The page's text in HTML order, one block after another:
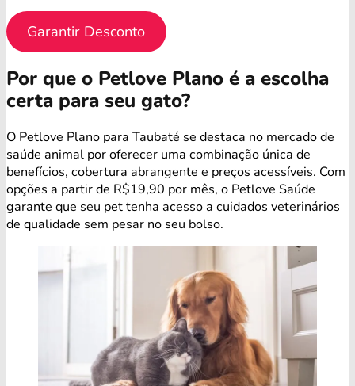
Garantir Desconto
Por que o Petlove Plano é a escolha
certa para seu gato?
O Petlove Plano para Taubaté se destaca no mercado de
saúde animal por oferecer uma combinação única de
benefícios, cobertura abrangente e preços acessíveis. Com
opções a partir de R$19,90 por mês, o Petlove Saúde
garante que seu pet tenha acesso a cuidados veterinários
de qualidade sem pesar no seu bolso.